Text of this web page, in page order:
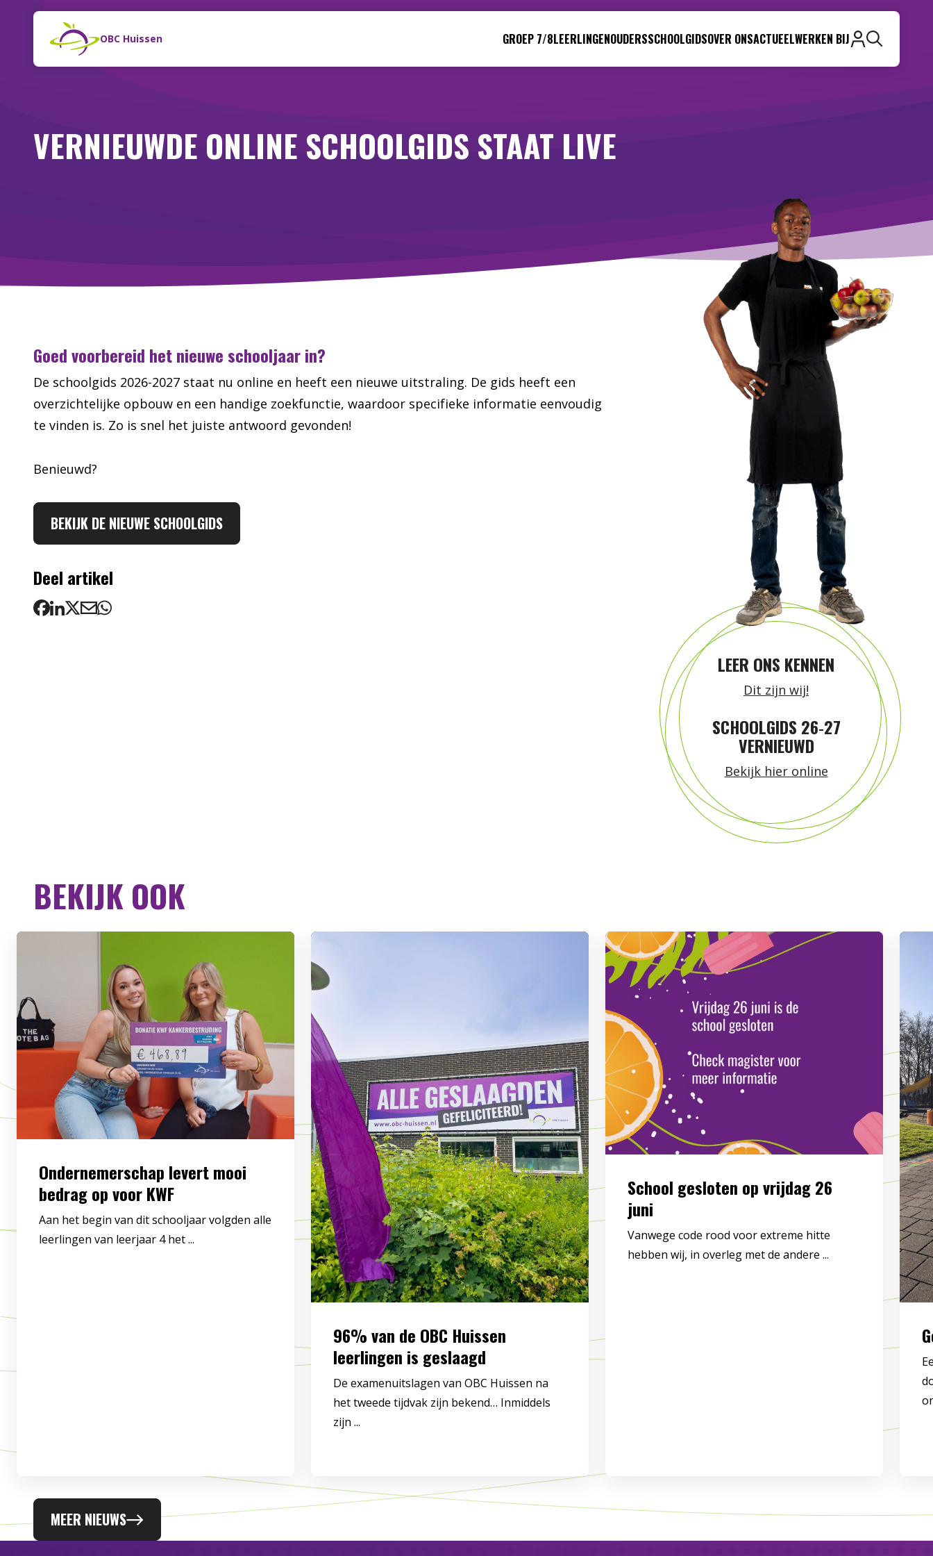
Naar de inhoud
OBC Huissen GROEP 7/8LEERLINGENOUDERSSCHOOLGIDSOVER ONSACTUEELWERKEN BIJ
Zoeken
VERNIEUWDE ONLINE SCHOOLGIDS STAAT LIVE
Goed voorbereid het nieuwe schooljaar in?
De schoolgids 2026-2027 staat nu online en heeft een nieuwe uitstraling. De gids heeft een
overzichtelijke opbouw en een handige zoekfunctie, waardoor specifieke informatie eenvoudig
te vinden is. Zo is snel het juiste antwoord gevonden!
Benieuwd?
BEKIJK DE NIEUWE SCHOOLGIDS
Deel artikel
LEER ONS KENNEN
Dit zijn wij!
SCHOOLGIDS 26‑27
VERNIEUWD
Bekijk hier online
BEKIJK OOK
Ondernemerschap levert mooi
bedrag op voor KWF
Aan het begin van dit schooljaar volgden alle
leerlingen van leerjaar 4 het ...
96% van de OBC Huissen
leerlingen is geslaagd
De examenuitslagen van OBC Huissen na
het tweede tijdvak zijn bekend… Inmiddels
zijn ...
School gesloten op vrijdag 26
juni
Vanwege code rood voor extreme hitte
hebben wij, in overleg met de andere ...
MEER NIEUWS